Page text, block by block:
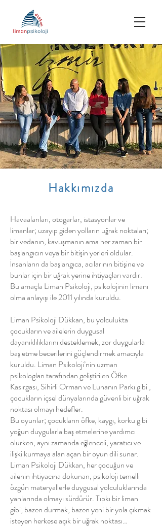
Hakkımızda
Havaalanları, otogarlar, istasyonlar ve
limanlar; uzayıp giden yolların uğrak noktaları;
bir vedanın, kavuşmanın ama her zaman bir
başlangıcın veya bir bitişin yerleri oldular.
İnsanların da başlangıca, acılarının bitişine ve
bunlar için bir uğrak yerine ihtiyaçları vardır.
Bu amaçla Liman Psikoloji, psikolojinin limanı
olma anlayışı ile 2011 yılında kuruldu.
Liman Psikoloji Dükkan, bu yolculukta
çocukların ve ailelerin duygusal
dayanıklılıklarını desteklemek, zor duygularla
baş etme becerilerini güçlendirmek amacıyla
kuruldu. Liman Psikoloji’nin uzman
psikologları tarafından geliştirilen Öfke
Kasırgası, Sihirli Orman ve Lunanın Parkı gibi ,
çocukların içsel dünyalarında güvenli bir uğrak
noktası olmayı hedefler.
Bu oyunlar; çocukların öfke, kaygı, korku gibi
yoğun duygularla baş etmelerine yardımcı
olurken, aynı zamanda eğlenceli, yaratıcı ve
ilişki kurmaya alan açan bir oyun dili sunar.
Liman Psikoloji Dükkan, her çocuğun ve
ailenin ihtiyacına dokunan, psikoloji temelli
özgün materyallerle duygusal yolculuklarında
yanlarında olmayı sürdürür. Tıpkı bir liman
gibi; bazen durmak, bazen yeni bir yola çıkmak
isteyen herkese açık bir uğrak noktası…